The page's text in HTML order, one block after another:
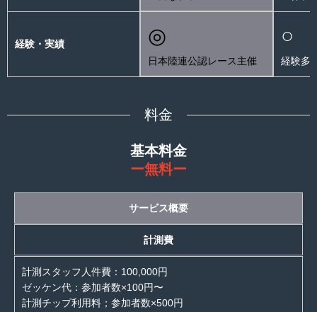
経験・実績 ◎
日本陸連公認レース主催
○
経験多
料金
基本料金
ー無料ー
サービス概要
計測費
計測スタッフ人件費：100,000円
ゼッケン代：参加者数×100円〜
計測チップ利用料；参加者数×500円